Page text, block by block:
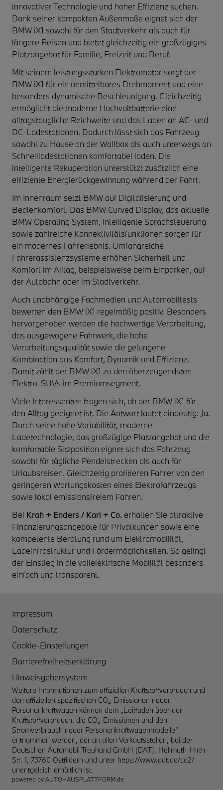
innovativer Technologie und hoher Effizienz suchen.
Dank seiner kompakten Außenmaße eignet sich der
BMW iX1 sowohl für den Stadtverkehr als auch für
längere Reisen und bietet gleichzeitig ein großzügiges
Platzangebot für Familie, Freizeit und Beruf.
Mit seinem leistungsstarken Elektromotor sorgt der
BMW iX1 für ein unmittelbares Drehmoment und eine
besonders dynamische Beschleunigung. Gleichzeitig
ermöglicht die moderne Hochvoltbatterie eine
alltagstaugliche Reichweite und das Laden an AC- und
DC-Ladestationen. Dadurch lässt sich das Fahrzeug
sowohl zu Hause an der Wallbox als auch unterwegs an
Schnellladestationen komfortabel laden. Die
intelligente Rekuperation unterstützt zusätzlich eine
effiziente Energierückgewinnung während der Fahrt.
Im Innenraum setzt BMW auf Digitalisierung und
Bedienkomfort. Das BMW Curved Display, das aktuelle
BMW Operating System, intelligente Sprachsteuerung
sowie zahlreiche Konnektivitätsfunktionen sorgen für
ein modernes Fahrerlebnis. Umfangreiche
Fahrerassistenzsysteme erhöhen Sicherheit und
Komfort im Alltag, beispielsweise beim Einparken, auf
der Autobahn oder im Stadtverkehr.
Auch unabhängige Fachmedien und Automobiltests
bewerten den BMW iX1 regelmäßig positiv. Besonders
hervorgehoben werden die hochwertige Verarbeitung,
das ausgewogene Fahrwerk, die hohe
Verarbeitungsqualität sowie die gelungene
Kombination aus Komfort, Dynamik und Effizienz.
Damit zählt der BMW iX1 zu den überzeugendsten
Elektro-SUVs im Premiumsegment.
Viele Interessenten fragen sich, ob der BMW iX1 für
den Alltag geeignet ist. Die Antwort lautet eindeutig: Ja.
Durch seine hohe Variabilität, moderne
Ladetechnologie, das großzügige Platzangebot und die
komfortable Sitzposition eignet sich das Fahrzeug
sowohl für tägliche Pendelstrecken als auch für
Urlaubsreisen. Gleichzeitig profitieren Fahrer von den
geringeren Wartungskosten eines Elektrofahrzeugs
sowie lokal emissionsfreiem Fahren.
Bei Krah + Enders / Karl + Co. erhalten Sie attraktive
Finanzierungsangebote für Privatkunden sowie eine
kompetente Beratung rund um Elektromobilität,
Ladeinfrastruktur und Fördermöglichkeiten. So gelingt
der Einstieg in die vollelektrische Mobilität besonders
einfach und transparent.
Impressum
Datenschutz
Cookie-Einstellungen
Barrierefreiheitserklärung
Hinweisgebersystem
Weitere Informationen zum offiziellen Kraftstoffverbrauch und
den offiziellen spezifischen CO₂-Emissionen neuer
Personenkraftwagen können dem „Leitfaden über den
Kraftstoffverbrauch, die CO₂-Emissionen und den
Stromverbrauch neuer Personenkraftwagenmodelle“
entnommen werden, der an allen Verkaufsstellen, bei der
Deutschen Automobil Treuhand GmbH (DAT), Hellmuth-Hirth-
Str. 1, 73760 Ostfildern und unter https://www.dat.de/co2/
unentgeltlich erhältlich ist.
powered byAUTOHAUSPLATTFORM.de